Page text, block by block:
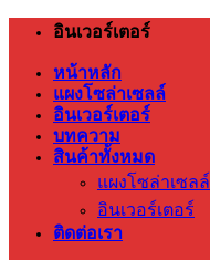
ข้าม
เนื้อหา
อินเวอร์เตอร์
หน้าหลัก
แผงโซล่าเซลล์
อินเวอร์เตอร์
บทความ
สินค้าทั้งหมด
แผงโซล่าเซลล์
อินเวอร์เตอร์
ติดต่อเรา